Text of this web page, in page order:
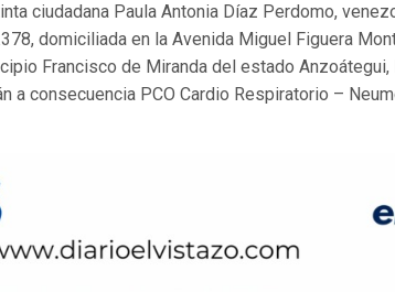
ciudadana Paula Antonia Díaz Perdomo,
domiciliada en la Avenida Miguel Figuera
Francisco de Miranda del estado
consecuencia PCO Cardio Respiratorio –